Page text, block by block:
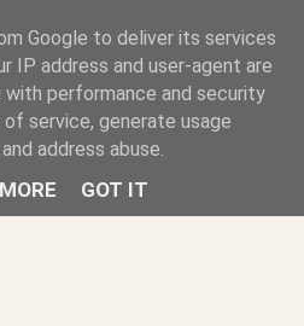
откъси, нови книги
· пон–пет 10:00–19:00 ·
Google to deliver its services
IP address and user-agent are
with performance and security
service, generate usage
address abuse.
GOT IT